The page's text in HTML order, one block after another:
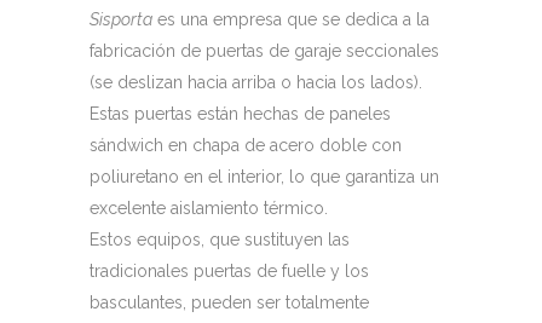
Sisporta es una empresa que se dedica a la
fabricación de puertas de garaje seccionales
(se deslizan hacia arriba o hacia los lados).
Estas puertas están hechas de paneles
sándwich en chapa de acero doble con
poliuretano en el interior, lo que garantiza un
excelente aislamiento térmico.
Estos equipos, que sustituyen las
tradicionales puertas de fuelle y los
basculantes, pueden ser totalmente